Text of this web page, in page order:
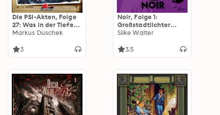
Die PSI-Akten, Folge
27: Was in der Tiefe
lauert
Markus Duschek
3
Noir, Folge 1:
Großstadtlichter
(ungekürzt)
Silke Walter
3.5